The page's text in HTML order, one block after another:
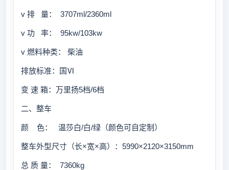
v 排 量： 3707ml/2360ml
v 功 率： 95kw/103kw
v 燃料种类： 柴油
排放标准：国Ⅵ
变 速 箱：万里扬5档/6档
二、整车
颜 色： 温莎白/白/绿（颜色可自定制）
整车外型尺寸（长×宽×高）：5990×2120×3150mm
总 质 量： 7360kg